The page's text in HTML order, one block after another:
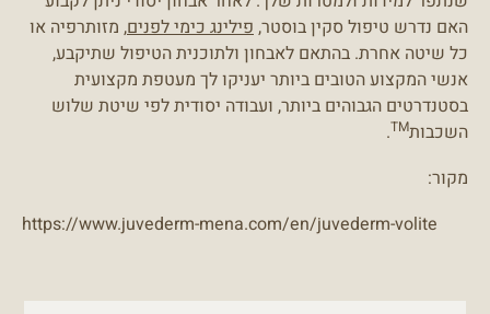
האם נדרש טיפול סקין בוסטר, פילינג כימי לפנים, מזותרפיה או
כל שיטה אחרת. בהתאם לאבחון ולתוכנית הטיפול שתיקבע,
אנשי המקצוע הטובים ביותר יעניקו לך מעטפת מקצועית
בסטנדרטים הגבוהים ביותר, ועבודה יסודית לפי שיטת שלוש
השכבותTM
.
מקור:
https://www.juvederm-mena.com/en/juvederm-volite